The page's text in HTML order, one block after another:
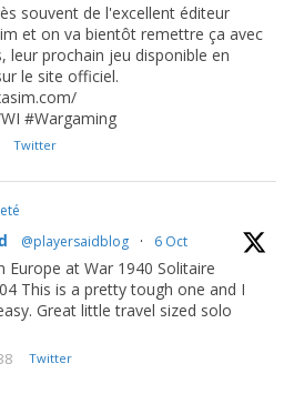
souvent de l'excellent éditeur
et on va bientôt remettre ça avec
leur prochain jeu disponible en
le site officiel.
#Wargaming
Twitter
@playersaidblog · 6 Oct
Europe at War 1940 Solitaire
This is a pretty tough one and I
Great little travel sized solo
Twitter